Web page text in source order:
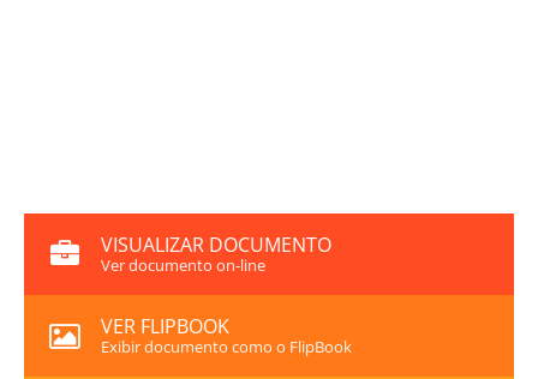
VISUALIZAR DOCUMENTO
Ver documento on-line
VER FLIPBOOK
Exibir documento como o FlipBook